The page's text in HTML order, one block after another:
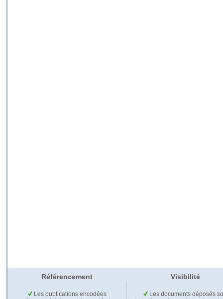
Référencement Visibilité
Les publications encodées
Les documents déposés